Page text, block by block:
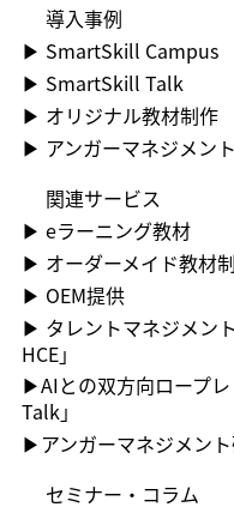
SmartSkill Talkなら、相手は
で何度でも練習し直せます。
アクセス可能で、「自分のペ
る環境が、前を向いて挑戦し
すことへの遠慮」を職場から
の近道です。 シナリオも評価
自在 SmartSkill Talkは、コン
設定を自由にカスタマイズ可
準そのものもカスタマイズで
告・連絡・相談の型」「クレ
で求める“正解”を評価項目と
準に沿って、定性的かつ客観
より、「指導者によって評価
解か分からない」という状態
基準でスタッフを育成できま
管理できるグルーピング機能
と評価基準」を現場責任者自
の設計にかかっていた時間を
り向けられます。 「できた」
スキル・会話力など複数項目
や業務マニュアルなど重要な
す。 母国語での教育機会を提
習効果とエンゲージメントの
動字幕生成機能 SmartSkill
語の字幕を自動生成します。
専門用語などは手動での上書
がら多言語展開を運用に乗せ
らSmartSkill Talk 外国
現場のリーダーが直面する「
の壁」。 これらの課題をスマ
『SmartSkill Talk』です。 AI
できる SmartSkill Talkでは、
接客シチュエーションを再現
24時間いつでもスマートフォ
が付きっきりになる必要はあ
ーズを、スタッフ自身が納得
きます。 貴社独自の業務シー
ル、小売店など、業界や店舗
ョンは千差万別です。
せて状況やキャラクター設定
らかになっています。 多くの
抜け出せずにいるのが実情で
チは、個人のパフォーマンス
む深刻な問題へと発展しかね
こす具体的なリスクについて
材版伊藤レポート2.0」（人
・人的資本経営コンソーシア
（概要）」2024年6月20日 モ
の能力や関心と合わない業務
を著しく低下させます。 仕事
こなすだけになると、新たな
ような従業員が増えることで
れていくリスクがあります。 チームパフォーマンスの低下 チームは
個々のメンバーの能力が組み
身の能力を発揮できていない
ーがカバーする必要が生じ、
人のパフォーマンス不振が、
終的にチーム全体の成果に悪影響
による競争力の低下 成長意欲
かせない環境に不満を感じ、
く傾向があります。 重要なス
が著しく低下します。 十分な
難しくなり、些細な刺激に対
す。 原因3：「〜すべき」と
なすべき」「常に相手の期待
は、自分自身に高い基準を課
強いと、理想と現実の間にギ
への怒り、失望感といったネ
して感情的に対処することし
自分の感情を客観的に把握で
いているのかを客観的に認識
づいた時にはすでに飲み込ま
ば、イライラの原因が「仕事
のかを把握できないと、適切
に観察し、名付けるスキルが
ることになり、コントロール
原因5：過去のネガティブな
やトラウマなど、処理しきれ
情にも大きな影響を及ぼしま
去の辛い記憶や感情が自動的
反応しているつもりでも、実
​導入事例
▶​ SmartSkill Campus
▶​ SmartSkill Talk
▶​ オリジナル教材制作
▶​ アンガーマネジメント
関連サービス
▶ ︎eラーニング教材
▶ ︎オーダーメイド教材
▶ OEM提供
▶ ︎タレントマネジメン
HCE」
▶AIとの双方向ロープ
Talk」
​▶アンガーマネジメン
セミナー・コラム